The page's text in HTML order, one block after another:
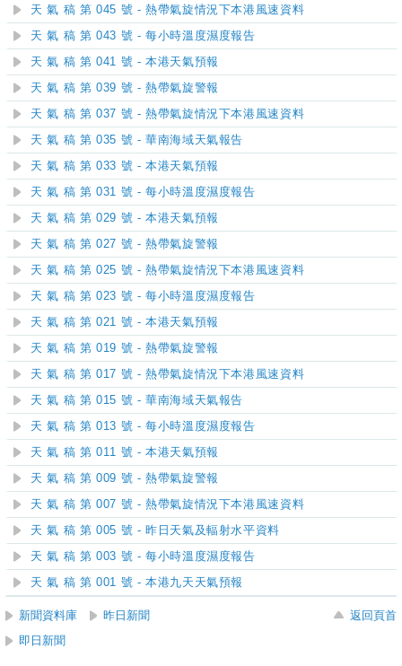
天 氣 稿 第 045 號 - 熱帶氣旋情況下本港風速資料
天 氣 稿 第 043 號 - 每小時溫度濕度報告
天 氣 稿 第 041 號 - 本港天氣預報
天 氣 稿 第 039 號 - 熱帶氣旋警報
天 氣 稿 第 037 號 - 熱帶氣旋情況下本港風速資料
天 氣 稿 第 035 號 - 華南海域天氣報告
天 氣 稿 第 033 號 - 本港天氣預報
天 氣 稿 第 031 號 - 每小時溫度濕度報告
天 氣 稿 第 029 號 - 本港天氣預報
天 氣 稿 第 027 號 - 熱帶氣旋警報
天 氣 稿 第 025 號 - 熱帶氣旋情況下本港風速資料
天 氣 稿 第 023 號 - 每小時溫度濕度報告
天 氣 稿 第 021 號 - 本港天氣預報
天 氣 稿 第 019 號 - 熱帶氣旋警報
天 氣 稿 第 017 號 - 熱帶氣旋情況下本港風速資料
天 氣 稿 第 015 號 - 華南海域天氣報告
天 氣 稿 第 013 號 - 每小時溫度濕度報告
天 氣 稿 第 011 號 - 本港天氣預報
天 氣 稿 第 009 號 - 熱帶氣旋警報
天 氣 稿 第 007 號 - 熱帶氣旋情況下本港風速資料
天 氣 稿 第 005 號 - 昨日天氣及輻射水平資料
天 氣 稿 第 003 號 - 每小時溫度濕度報告
天 氣 稿 第 001 號 - 本港九天天氣預報
新聞資料庫 昨日新聞
返回頁首
即日新聞